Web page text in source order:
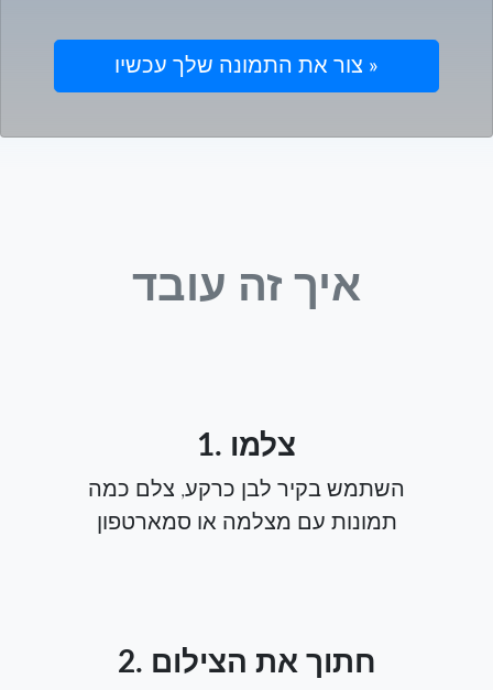
איך זה עובד
1. צלמו
השתמש בקיר לבן כרקע, צלם כמה
תמונות עם מצלמה או סמארטפון
2. חתוך את הצילום